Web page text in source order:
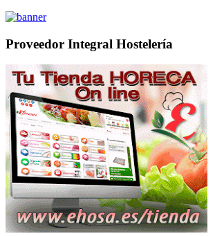
Proveedor Integral Hostelería